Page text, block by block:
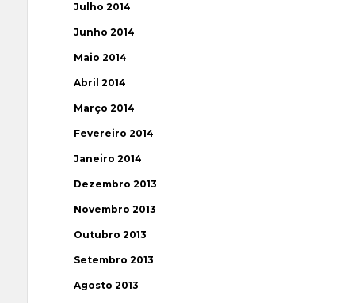
Julho 2014
Junho 2014
Maio 2014
Abril 2014
Março 2014
Fevereiro 2014
Janeiro 2014
Dezembro 2013
Novembro 2013
Outubro 2013
Setembro 2013
Agosto 2013